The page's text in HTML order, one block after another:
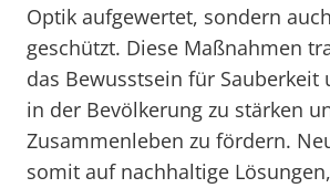
Optik aufgewertet, sondern
geschützt. Diese Maßnahmen
das Bewusstsein für Sauberkeit
in der Bevölkerung zu stärken
Zusammenleben zu fördern.
somit auf nachhaltige